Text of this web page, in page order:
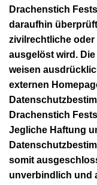
Drachenstich
daraufhin
zivilrechtliche
ausgelöst wird.
weisen
externen
Drachenstich
Jegliche Haftung
somit
unverbindlich und